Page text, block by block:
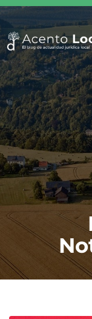
Ir
al
contenido